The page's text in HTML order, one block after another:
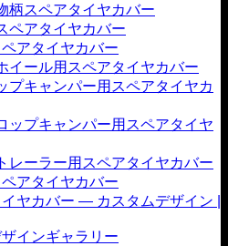
柄スペアタイヤカバー
ペアタイヤカバー
アタイヤカバー
イール用スペアタイヤカバー
プキャンパー用スペアタイヤカ
ップキャンパー用スペアタイヤ
レーラー用スペアタイヤカバー
アタイヤカバー
ヤカバー — カスタムデザイン |
インギャラリー